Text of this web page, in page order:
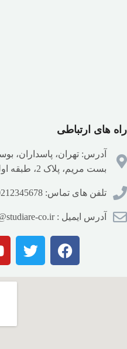
راه های ارتباطی
آدرس: تهران، پاسداران،
بست مریم، پلاک 2، طبقه اول
تلفن های تماس: 0212345678 - 09123456789
آدرس ایمیل : info@studiare-co.ir